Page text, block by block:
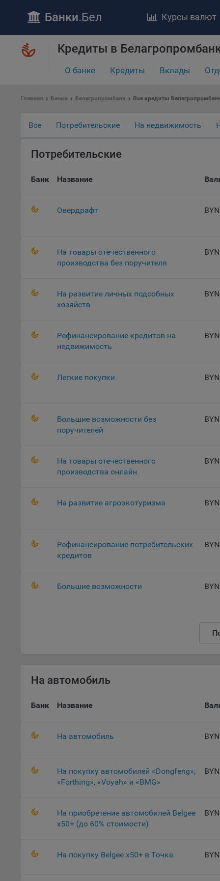
На
5.1.
5.3.
5.4.
Банки.Бел Курсы валют
Кредиты в
О банке Кредиты Вклады
Главная Банки Белагропромбанк Все кредиты
Все Потребительские На недвижимость
Потребительские
Банк Название
Овердрафт BYN
На товары отечественного
производства без поручителя
BYN
На развитие личных подсобных
хозяйств
BYN
Рефинансирование кредитов на
недвижимость
BYN
Легкие покупки BYN
Большие возможности без
поручителей
BYN
На товары отечественного
производства онлайн
BYN
На развитие агроэкотуризма BYN
Рефинансирование потребительских
кредитов
BYN
Большие возможности BYN
На автомобиль
Банк Название
На автомобиль BYN
На покупку автомобилей «Dongfeng»,
«Forthing», «Voyah» и «BMG»
BYN
На приобретение автомобилей Belgee
x50+ (до 60% стоимости)
BYN
На покупку Belgee x50+ в Точка BYN